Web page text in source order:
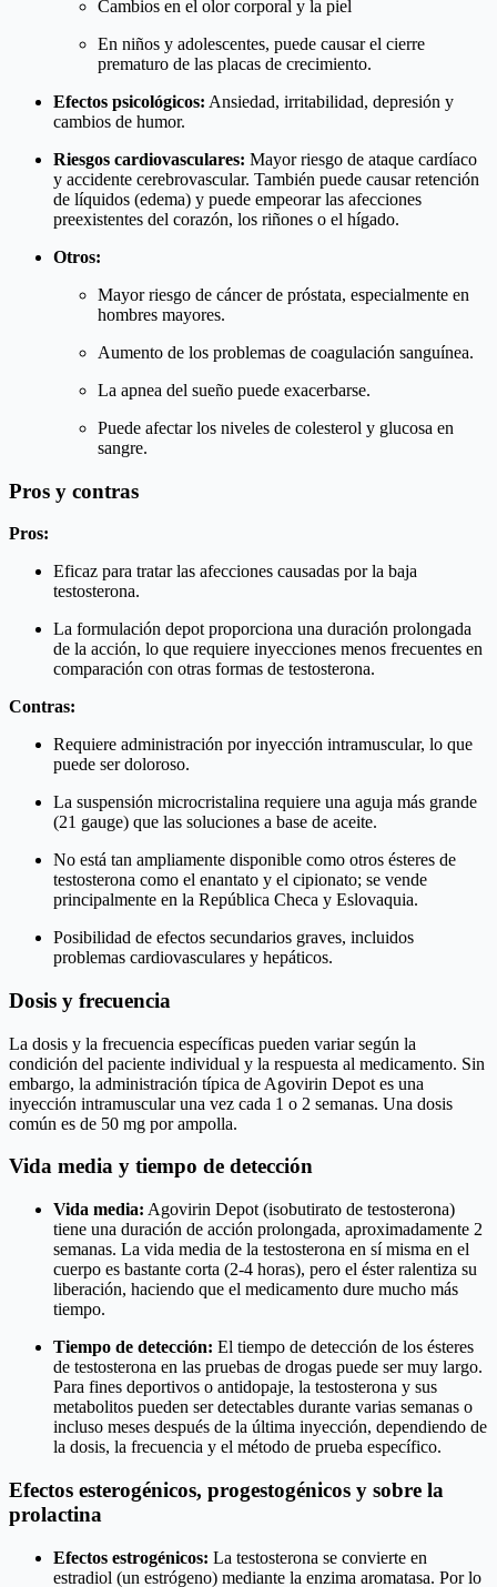
Cambios en el olor corporal y la piel
En niños y adolescentes, puede causar el cierre
prematuro de las placas de crecimiento.
Efectos psicológicos: Ansiedad, irritabilidad, depresión y
cambios de humor.
Riesgos cardiovasculares: Mayor riesgo de ataque cardíaco
y accidente cerebrovascular. También puede causar retención
de líquidos (edema) y puede empeorar las afecciones
preexistentes del corazón, los riñones o el hígado.
Otros:
Mayor riesgo de cáncer de próstata, especialmente en
hombres mayores.
Aumento de los problemas de coagulación sanguínea.
La apnea del sueño puede exacerbarse.
Puede afectar los niveles de colesterol y glucosa en
sangre.
Pros y contras
Pros:
Eficaz para tratar las afecciones causadas por la baja
testosterona.
La formulación depot proporciona una duración prolongada
de la acción, lo que requiere inyecciones menos frecuentes en
comparación con otras formas de testosterona.
Contras:
Requiere administración por inyección intramuscular, lo que
puede ser doloroso.
La suspensión microcristalina requiere una aguja más grande
(21 gauge) que las soluciones a base de aceite.
No está tan ampliamente disponible como otros ésteres de
testosterona como el enantato y el cipionato; se vende
principalmente en la República Checa y Eslovaquia.
Posibilidad de efectos secundarios graves, incluidos
problemas cardiovasculares y hepáticos.
Dosis y frecuencia
La dosis y la frecuencia específicas pueden variar según la
condición del paciente individual y la respuesta al medicamento. Sin
embargo, la administración típica de Agovirin Depot es una
inyección intramuscular una vez cada 1 o 2 semanas. Una dosis
común es de 50 mg por ampolla.
Vida media y tiempo de detección
Vida media: Agovirin Depot (isobutirato de testosterona)
tiene una duración de acción prolongada, aproximadamente 2
semanas. La vida media de la testosterona en sí misma en el
cuerpo es bastante corta (2-4 horas), pero el éster ralentiza su
liberación, haciendo que el medicamento dure mucho más
tiempo.
Tiempo de detección: El tiempo de detección de los ésteres
de testosterona en las pruebas de drogas puede ser muy largo.
Para fines deportivos o antidopaje, la testosterona y sus
metabolitos pueden ser detectables durante varias semanas o
incluso meses después de la última inyección, dependiendo de
la dosis, la frecuencia y el método de prueba específico.
Efectos esterogénicos, progestogénicos y sobre la
prolactina
Efectos estrogénicos: La testosterona se convierte en
estradiol (un estrógeno) mediante la enzima aromatasa. Por lo